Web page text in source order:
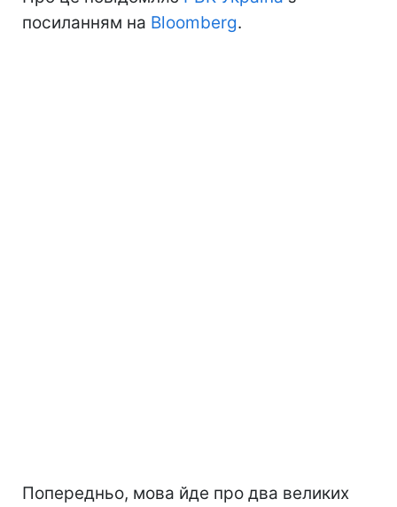
посиланням на Bloomberg.
Попередньо, мова йде про два великих